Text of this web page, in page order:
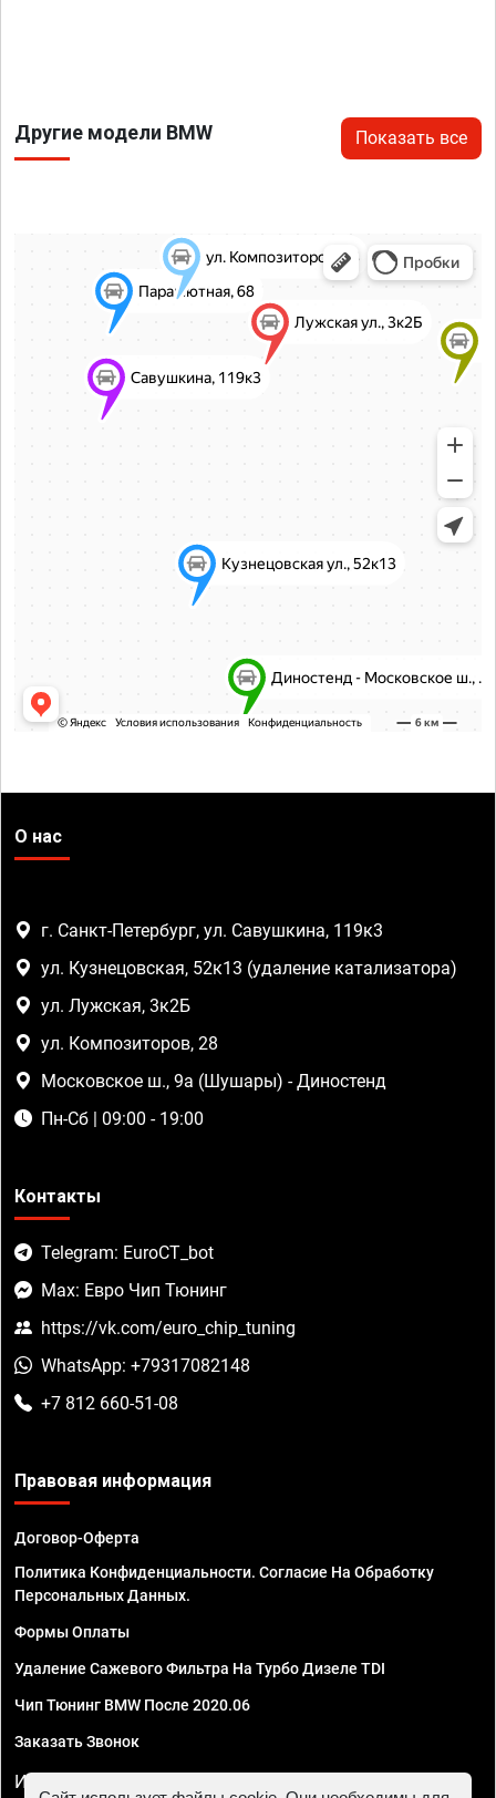
Другие модели BMW Показать все
О нас
г. Санкт-Петербург, ул. Савушкина, 119к3
ул. Кузнецовская, 52к13 (удаление катализатора)
ул. Лужская, 3к2Б
ул. Композиторов, 28
Московское ш., 9а (Шушары) - Диностенд
Пн-Сб | 09:00 - 19:00
Контакты
Telegram: EuroCT_bot
Max: Евро Чип Тюнинг
https://vk.com/euro_chip_tuning
WhatsApp: +79317082148
+7 812 660-51-08
Правовая информация
Договор-Оферта
Политика Конфиденциальности. Согласие На Обработку
Персональных Данных.
Формы Оплаты
Удаление Сажевого Фильтра На Турбо Дизеле TDI
Чип Тюнинг BMW После 2020.06
Заказать Звонок
ИП Смирнов Георгий Павлович. ИНН 781302555843,